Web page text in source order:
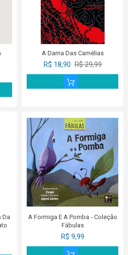
A Dama Das Camélias
R$ 18,90 R$ 29,99
Da
A Formiga E A Pomba - Coleção
Fábulas
R$ 9,99